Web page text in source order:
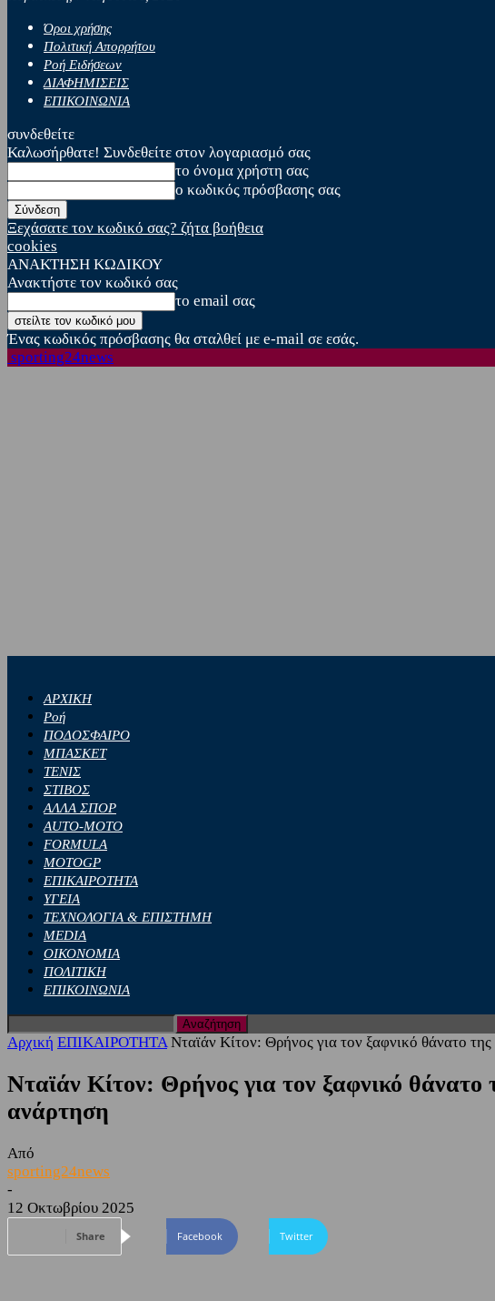
Όροι χρήσης
Πολιτική Απορρήτου
Ροή Ειδήσεων
ΔΙΑΦΗΜΙΣΕΙΣ
ΕΠΙΚΟΙΝΩΝΙΑ
συνδεθείτε
Καλωσήρθατε! Συνδεθείτε στον λογαριασμό σας
το όνομα χρήστη σας
ο κωδικός πρόσβασης σας
Ξεχάσατε τον κωδικό σας? ζήτα βοήθεια
cookies
ΑΝΑΚΤΗΣΗ ΚΩΔΙΚΟΥ
Ανακτήστε τον κωδικό σας
το email σας
Ένας κωδικός πρόσβασης θα σταλθεί με e-mail σε εσάς.
sporting24news
ΑΡΧΙΚΗ
Ροή
ΠΟΔΟΣΦΑΙΡΟ
ΜΠΑΣΚΕΤ
ΤΕΝΙΣ
ΣΤΙΒΟΣ
ΑΛΛΑ ΣΠΟΡ
AUTO-MOTO
FORMULA
MOTOGP
ΕΠΙΚΑΙΡΟΤΗΤΑ
ΥΓΕΙΑ
ΤΕΧΝΟΛΟΓΙΑ & ΕΠΙΣΤΗΜΗ
MEDIA
ΟΙΚΟΝΟΜΙΑ
ΠΟΛΙΤΙΚΗ
ΕΠΙΚΟΙΝΩΝΙΑ
Αρχική ΕΠΙΚΑΙΡΟΤΗΤΑ Νταϊάν Κίτον: Θρήνος για τον ξαφνικό θάνατο
Νταϊάν Κίτον: Θρήνος για τον ξαφνικό
ανάρτηση
Από
sporting24news
-
12 Οκτωβρίου 2025
Share Facebook Twitter